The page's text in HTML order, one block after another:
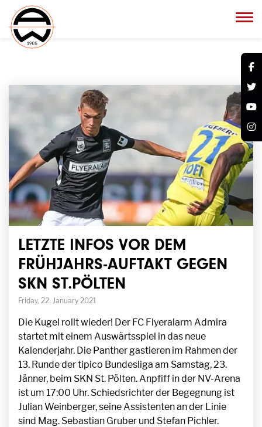
LETZTE INFOS VOR DEM
FRÜHJAHRS-AUFTAKT GEGEN
SKN ST.PÖLTEN
Friday, 22. January 2021
Die Kugel rollt wieder! Der FC Flyeralarm Admira
startet mit einem Auswärtsspiel in das neue
Kalenderjahr. Die Panther gastieren im Rahmen der
13. Runde der tipico Bundesliga am Samstag, 23.
Jänner, beim SKN St. Pölten. Anpfiff in der NV-Arena
ist um 17:00 Uhr. Schiedsrichter der Begegnung ist
Julian Weinberger, seine Assistenten an der Linie
sind Mag. Sebastian Gruber und Stefan Pichler.